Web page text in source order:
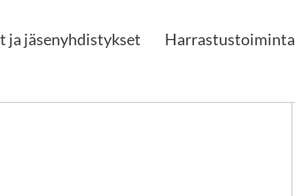
ja jäsenyhdistykset Harrastustoiminta